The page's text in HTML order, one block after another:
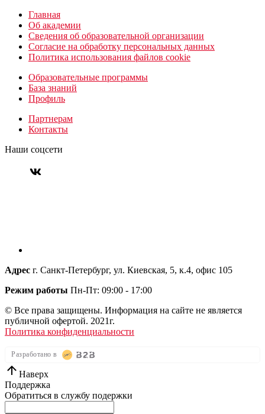
Главная
Об академии
Сведения об образовательной организации
Согласие на обработку персональных данных
Политика использования файлов cookie
Образовательные программы
База знаний
Профиль
Партнерам
Контакты
Наши соцсети
Адрес г. Санкт-Петербург, ул. Киевская, 5, к.4, офис 105
Режим работы Пн-Пт: 09:00 - 17:00
© Все права защищены. Информация на сайте не является
публичной офертой. 2021г.
Политика конфиденциальности
Разработано в
Наверх
Поддержка
Обратиться в службу подержки